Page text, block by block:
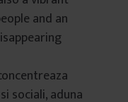
and an
sociali, aduna